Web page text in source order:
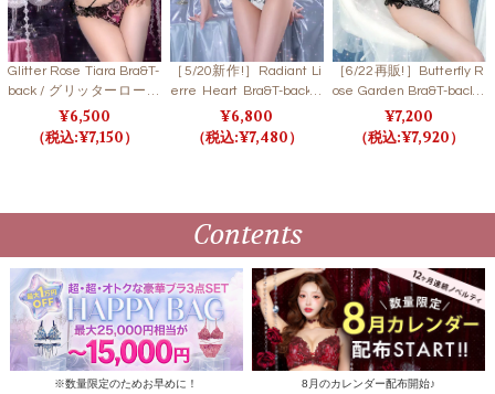
Glitter Rose Tiara Bra&T-
back / グリッターローズ
ティアラブラ＆Tバック
【LB5500】
6,500
7,150
［5/20新作!］Radiant Li
erre Heart Bra&T-back /
ラディアントリエールハ
ートブラ＆Tバック
6,800
7,480
［6/22再販!］Butterfly R
ose Garden Bra&T-back /
バタフライローズガーデ
ンブラ＆Tバック
7,200
7,920
Contents
※数量限定のためお早めに！ 8月のカレンダー配布開始♪